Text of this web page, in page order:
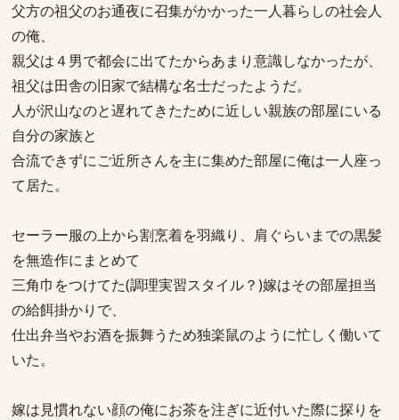
父方の祖父のお通夜に召集がかかった一人暮らしの社会人
の俺、
親父は４男で都会に出てたからあまり意識しなかったが、
祖父は田舎の旧家で結構な名士だったようだ。
人が沢山なのと遅れてきたために近しい親族の部屋にいる
自分の家族と
合流できずにご近所さんを主に集めた部屋に俺は一人座っ
て居た。
セーラー服の上から割烹着を羽織り、肩ぐらいまでの黒髪
を無造作にまとめて
三角巾をつけてた(調理実習スタイル？)嫁はその部屋担当
の給餌掛かりで、
仕出弁当やお酒を振舞うため独楽鼠のように忙しく働いて
いた。
嫁は見慣れない顔の俺にお茶を注ぎに近付いた際に探りを